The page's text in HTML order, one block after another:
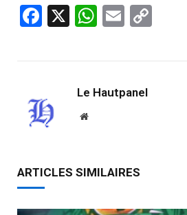
Facebook
X WhatsApp
Email
Le Hautpanel
Website
ARTICLES SIMILAIRES